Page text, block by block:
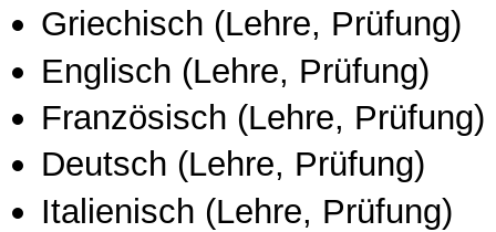
Griechisch (Lehre, Prüfung)
Englisch (Lehre, Prüfung)
Französisch (Lehre, Prüfung)
Deutsch (Lehre, Prüfung)
Italienisch (Lehre, Prüfung)